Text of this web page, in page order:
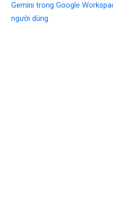
Gemini trong Google
người dùng